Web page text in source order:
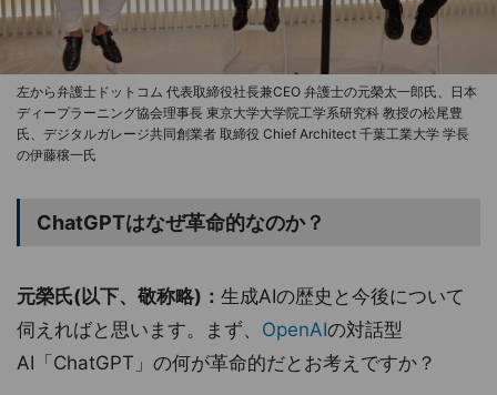
左から弁護士ドットコム 代表取締役社長兼CEO 弁護士の元榮太一郎氏、日本
ディープラーニング協会理事長 東京大学大学院工学系研究科 教授の松尾豊
氏、デジタルガレージ共同創業者 取締役 Chief Architect 千葉工業大学 学長
の伊藤穣一氏
ChatGPTはなぜ革命的なのか？
元榮氏(以下、敬称略)： 生成AIの歴史と今後について
伺えればと思います。まず、 OpenAIの対話型
AI「ChatGPT」の何が革命的だとお考えですか？